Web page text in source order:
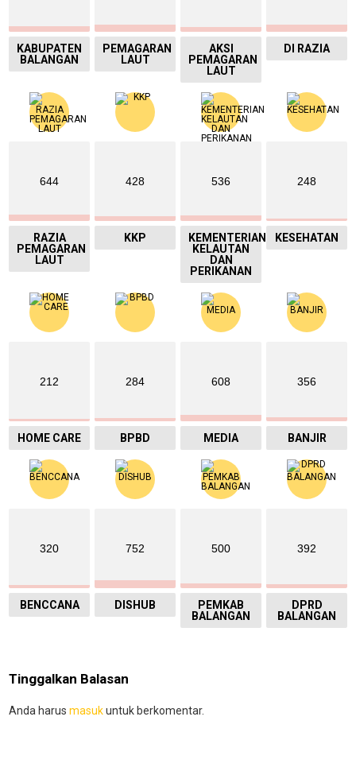
KABUPATEN
BALANGAN
PEMAGARAN
LAUT
AKSI
PEMAGARAN
LAUT
DI RAZIA
644
RAZIA
PEMAGARAN
LAUT
428
KKP
536
KEMENTERIAN
KELAUTAN
DAN
PERIKANAN
248
KESEHATAN
212
HOME CARE
284
BPBD
608
MEDIA
356
BANJIR
320
BENCCANA
752
DISHUB
500
PEMKAB
BALANGAN
392
DPRD
BALANGAN
Tinggalkan Balasan
Anda harus masukuntuk berkomentar.